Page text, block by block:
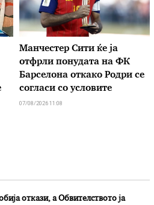
Манчестер Сити ќе ја
отфрли понудата на ФК
Барселона откако Родри се
согласи со условите
07/08/2026 11:08
откази, а Обвителството ја